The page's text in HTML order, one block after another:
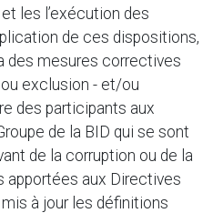
les l’exécution des
de ces dispositions,
des mesures correctives
exclusion - et/ou
des participants aux
de la BID qui se sont
de la corruption ou de la
apportées aux Directives
à jour les définitions